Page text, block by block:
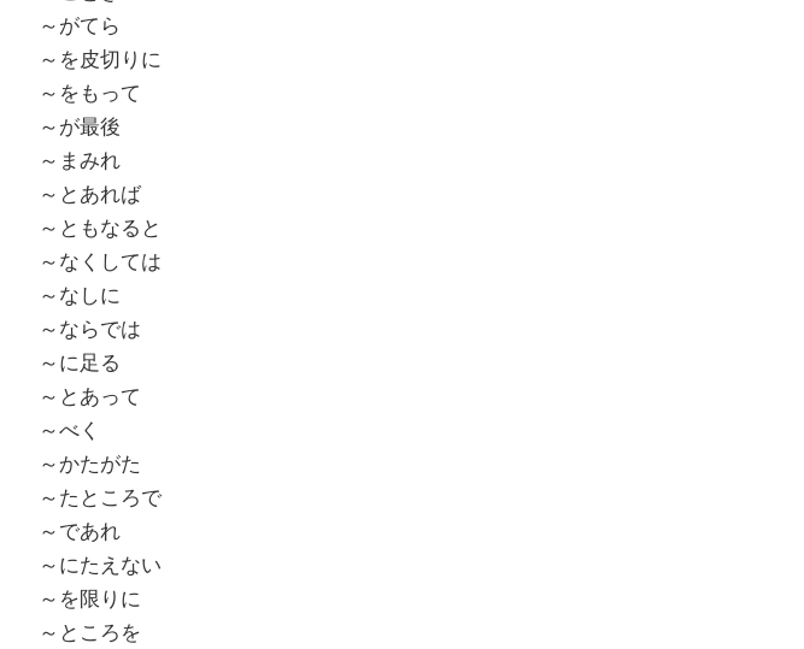
～がてら
～を皮切りに
～をもって
～が最後
～まみれ
～とあれば
～ともなると
～なくしては
～なしに
～ならでは
～に足る
～とあって
～べく
～かたがた
～たところで
～であれ
～にたえない
～を限りに
～ところを